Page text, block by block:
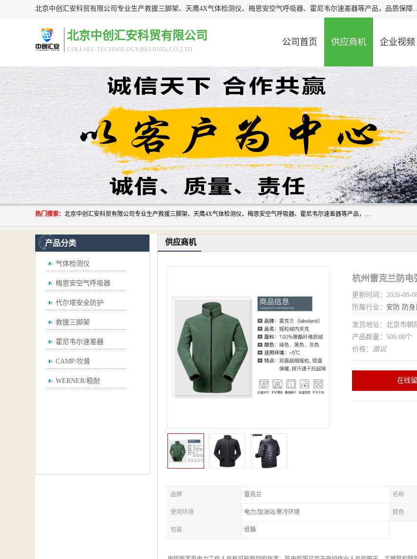
北京中创汇安科贸有限公司专业生产救援三脚架、天鹰4X气体检测仪、梅思安
北京中创汇安科贸有限公司
COLLSEC TECHNOLOGY(BEIJING) CO.,LTD
公司首页 供应商机 企业视频
热门搜索： 北京中创汇安科贸有限公司专业生产救援三脚架、天鹰4X气体检测仪、梅思安空气呼吸器、霍尼韦尔速差器等产品，品质保障，价格合理，欢迎在线致电咨询。
产品分类
气体检测仪
梅思安空气呼吸器
代尔塔安全防护
救援三脚架
霍尼韦尔速差器
CAMP/坎普
WERNER/稳耐
供应商机
杭州雷克兰防电
更新时间：2026-08-
所属行业： 安防 防
发货地址：北京市朝
产品数量：500.00个
价格： 面议
在线
品牌 雷克兰 名称
使用环境 电力/加油站/寒冷环境 颜色
包装 纸箱